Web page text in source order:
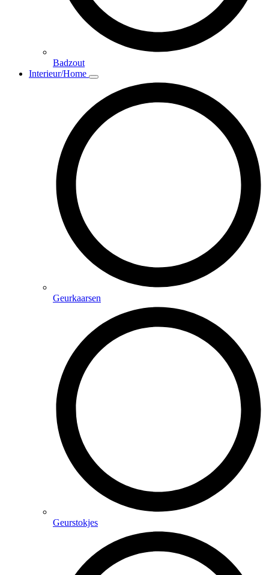
Badzout
Interieur/Home
Geurkaarsen
Geurstokjes